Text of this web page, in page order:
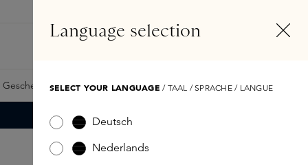
Samples Skins Exclusives Skins Boxen
Language selection
SELECT YOUR LANGUAGE / TAAL / SPRACHE / LANGUE
Deutsch
Nederlands